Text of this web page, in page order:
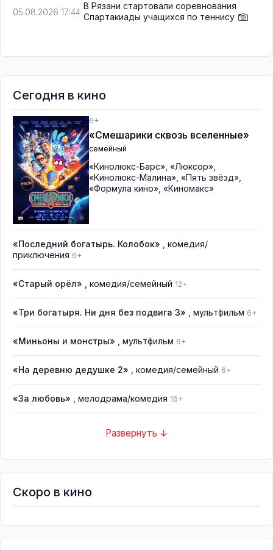
05.08.2026 17:44
В Рязани стартовали соревнования
Спартакиады учащихся по теннису
Сегодня в кино
6+
«Смешарики сквозь вселенные»
семейный
«Кинолюкс-Барс» «Люксор»
«Кинолюкс-Малина» «Пять звёзд»
«Формула кино» «Киномакс»
«Последний богатырь. Колобок»
, комедия/
приключения 6+
«Старый орёл» , комедия/семейный 12+
«Три богатыря. Ни дня без подвига 3» , мультфильм 6+
«Миньоны и монстры» , мультфильм 6+
«На деревню дедушке 2» , комедия/семейный 6+
«За любовь» , мелодрама/комедия 16+
Развернуть ↓
Скоро в кино